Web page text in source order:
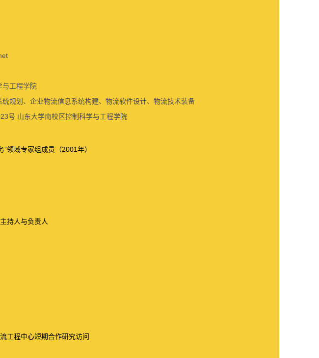
与工程学院
统规划、企业物流信息系统构建、物流软件设计、物流技术装备
号 山东大学南校区控制科学与工程学院
”领域专家组成员（2001 年）
主持人与负责人
工程中心短期合作研究访问